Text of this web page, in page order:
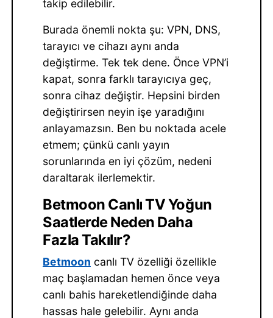
takip edilebilir.
Burada önemli nokta şu: VPN, DNS,
tarayıcı ve cihazı aynı anda
değiştirme. Tek tek dene. Önce VPN’i
kapat, sonra farklı tarayıcıya geç,
sonra cihaz değiştir. Hepsini birden
değiştirirsen neyin işe yaradığını
anlayamazsın. Ben bu noktada acele
etmem; çünkü canlı yayın
sorunlarında en iyi çözüm, nedeni
daraltarak ilerlemektir.
Betmoon Canlı TV Yoğun
Saatlerde Neden Daha
Fazla Takılır?
Betmoon canlı TV özelliği özellikle
maç başlamadan hemen önce veya
canlı bahis hareketlendiğinde daha
hassas hale gelebilir. Aynı anda